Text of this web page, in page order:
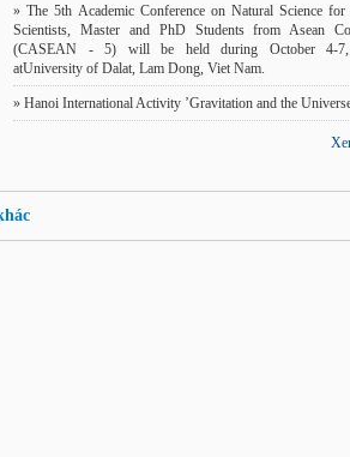
»The 5th Academic Conference on Natural Science for
Scientists, Master and PhD Students from Asean
(CASEAN - 5) will be held during October 4-
atUniversity of Dalat, Lam Dong, Viet Nam.
»Hanoi International Activity ’Gravitation and the